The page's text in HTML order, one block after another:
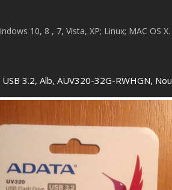
10, 8 , 7, Vista, XP; Linux; MAC OS X.
3.2, Alb, AUV320-32G-RWHGN, Nou